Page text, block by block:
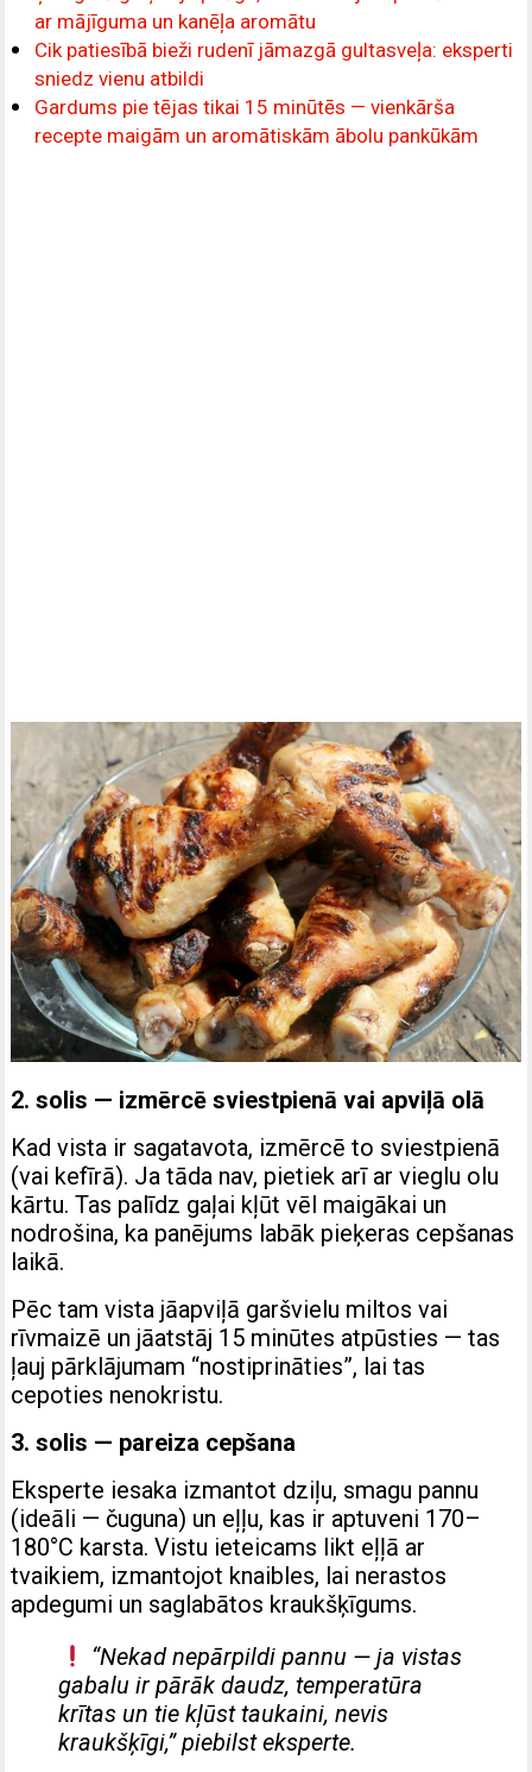
ar mājīguma un kanēļa aromātu
Cik patiesībā bieži rudenī jāmazgā gultasveļa: eksperti
sniedz vienu atbildi
Gardums pie tējas tikai 15 minūtēs — vienkārša
recepte maigām un aromātiskām ābolu pankūkām
2. solis — izmērcē sviestpienā vai apviļā olā
Kad vista ir sagatavota, izmērcē to sviestpienā
(vai kefīrā). Ja tāda nav, pietiek arī ar vieglu olu
kārtu. Tas palīdz gaļai kļūt vēl maigākai un
nodrošina, ka panējums labāk pieķeras cepšanas
laikā.
Pēc tam vista jāapviļā garšvielu miltos vai
rīvmaizē un jāatstāj 15 minūtes atpūsties — tas
ļauj pārklājumam “nostiprināties”, lai tas
cepoties nenokristu.
3. solis — pareiza cepšana
Eksperte iesaka izmantot dziļu, smagu pannu
(ideāli — čuguna) un eļļu, kas ir aptuveni 170–
180°C karsta. Vistu ieteicams likt eļļā ar
tvaikiem, izmantojot knaibles, lai nerastos
apdegumi un saglabātos kraukšķīgums.
“Nekad nepārpildi pannu — ja vistas
gabalu ir pārāk daudz, temperatūra
krītas un tie kļūst taukaini, nevis
kraukšķīgi,” piebilst eksperte.